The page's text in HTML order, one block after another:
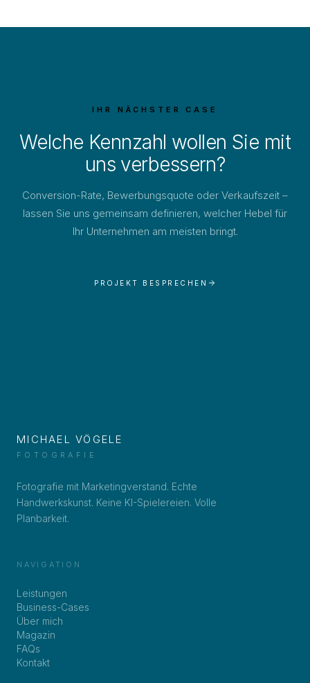
IHR NÄCHSTER CASE
Welche Kennzahl wollen Sie mit
uns verbessern?
Conversion-Rate, Bewerbungsquote oder Verkaufszeit –
lassen Sie uns gemeinsam definieren, welcher Hebel für
Ihr Unternehmen am meisten bringt.
PROJEKT BESPRECHEN
MICHAEL VÖGELE
FOTOGRAFIE
Fotografie mit Marketingverstand. Echte
Handwerkskunst. Keine KI-Spielereien. Volle
Planbarkeit.
NAVIGATION
Leistungen
Business-Cases
Über mich
Magazin
FAQs
Kontakt